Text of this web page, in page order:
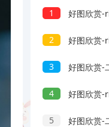
1 好图欣赏-
2 好图欣赏-
3 好图欣赏-
4 好图欣赏-
5 好图欣赏-